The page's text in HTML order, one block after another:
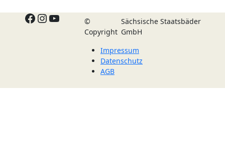
Facebook
Instagram
YouTube
©
Copyright
Sächsische Staatsbäder
GmbH
Impressum
Datenschutz
AGB